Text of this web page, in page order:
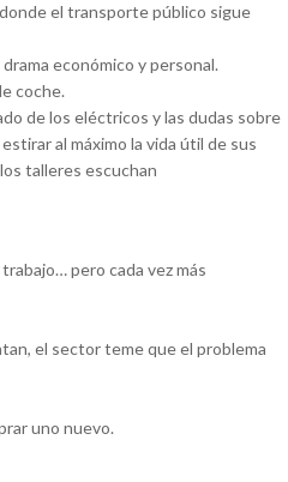
el transporte público sigue
económico y personal.
coche.
de los eléctricos y las dudas sobre
al máximo la vida útil de sus
talleres escuchan
pero cada vez más
el sector teme que el problema
uno nuevo.